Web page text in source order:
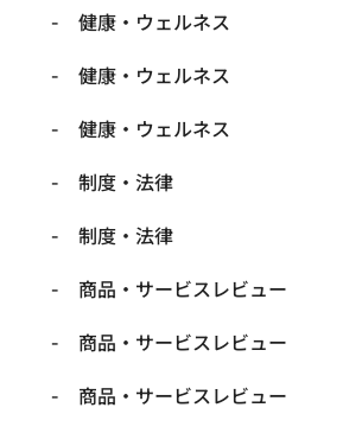
健康・ウェルネス
健康・ウェルネス
健康・ウェルネス
制度・法律
制度・法律
商品・サービスレビュー
商品・サービスレビュー
商品・サービスレビュー